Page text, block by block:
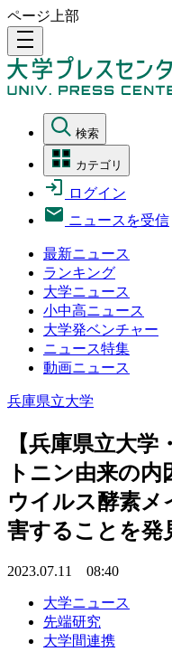
ページ上部
density_medium
検索
カテゴリ
ログイン
ニュースを受信
最新ニュース
ランキング
大学ニュース
小中高ニュース
大学発ベンチャー
ニュース特集
動画ニュース
兵庫県立大学
【兵庫県立大
トニン由来の
ウイルス酵素メ
害することを発
2023.07.11 08:40
大学ニュース
先端研究
大学間連携